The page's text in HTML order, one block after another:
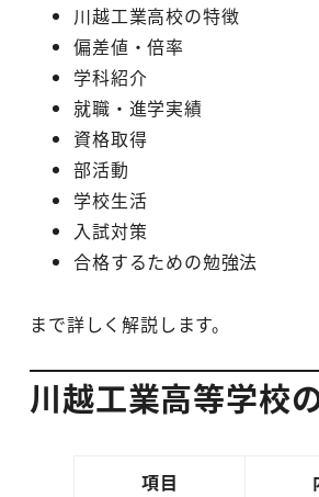
川越工業高校の特徴
偏差値・倍率
学科紹介
就職・進学実績
資格取得
部活動
学校生活
入試対策
合格するための勉強法
まで詳しく解説します。
川越工業高等学校
項目